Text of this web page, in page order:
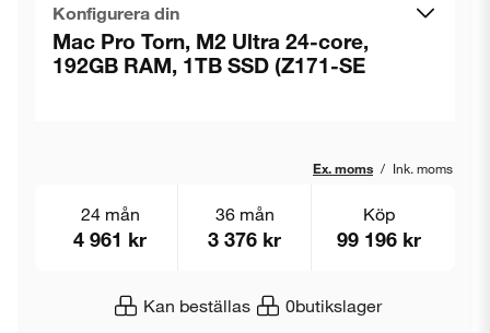
Konfigurera din
Mac Pro Torn, M2 Ultra 24-core,
192GB RAM, 1TB SSD (Z171-SE
Ex. moms / Ink. moms
Kan beställas 0butikslager
24 mån
4 961 kr
36 mån
3 376 kr
Köp
99 196 kr